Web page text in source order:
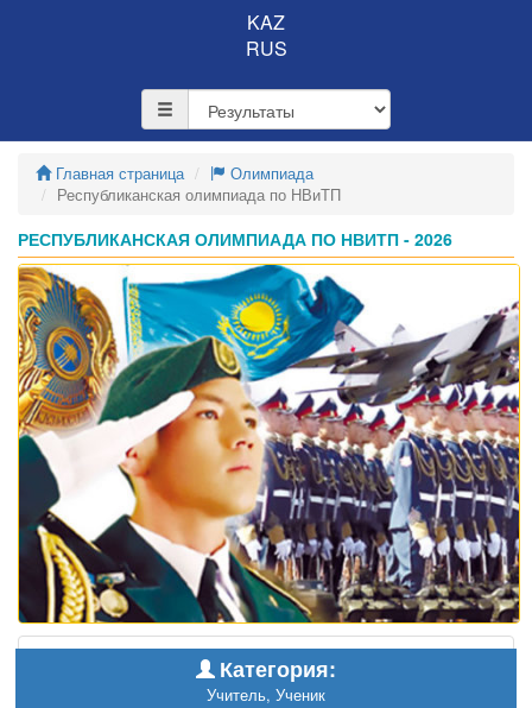
KAZ
RUS
Главная страница
Олимпиада
Республиканская олимпиада по НВиТП
РЕСПУБЛИКАНСКАЯ ОЛИМПИАДА ПО НВИТП - 2026
Категория:
Учитель, Ученик